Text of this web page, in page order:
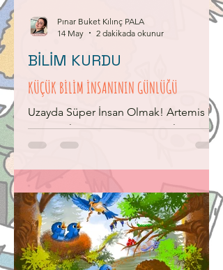
KÜÇÜK BİLİM İNSANININ GÜNLÜĞÜ
Uzayda Süper İnsan Olmak! Artemis II
astronotları Ay'a gitti ve vücutları
inanılmaz bir şey yaptı! Karakterler: Ege
YOLCULUĞU Ege kapıdan koşarak
girdi, gözleri parlıyordu. Ege: "Ela!
Artemis II astronotları Ay'a gitti — hem
de Ay'ın arkasına kadar! Tam 406.771
kilometre!" Ela: "Bu şimdiye kadar bir
BİLİM KURDU
Pınar Buket Kılınç PALA
14 May
2 dakikada okunur